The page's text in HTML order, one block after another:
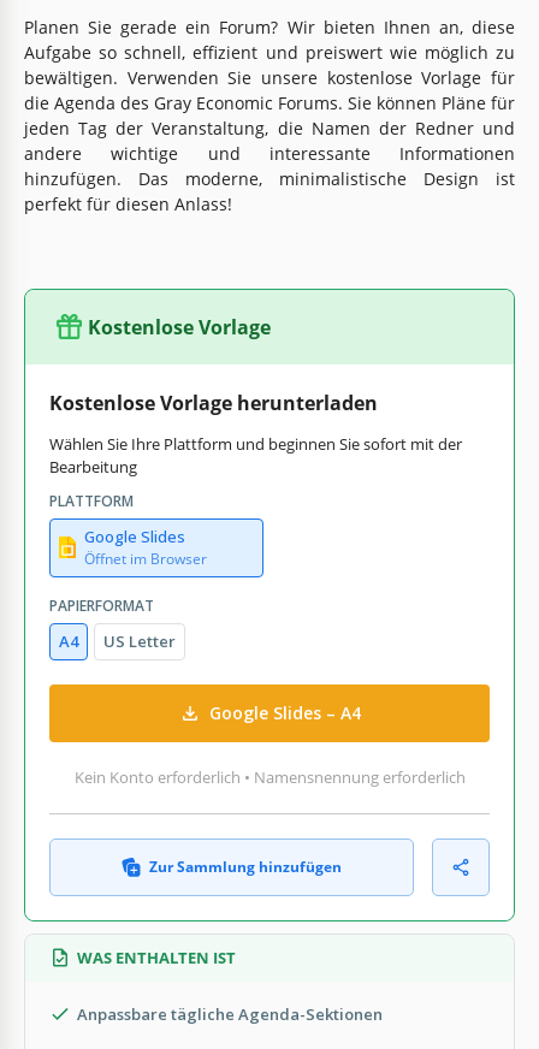
Planen Sie gerade ein Forum? Wir bieten Ihnen an, diese
Aufgabe so schnell, effizient und preiswert wie möglich zu
bewältigen. Verwenden Sie unsere kostenlose Vorlage für
die Agenda des Gray Economic Forums. Sie können Pläne für
jeden Tag der Veranstaltung, die Namen der Redner und
andere wichtige und interessante Informationen
hinzufügen. Das moderne, minimalistische Design ist
perfekt für diesen Anlass!
Kostenlose Vorlage
Kostenlose Vorlage herunterladen
Wählen Sie Ihre Plattform und beginnen Sie sofort mit der
Bearbeitung
PLATTFORM
Google Slides
Öffnet im Browser
PAPIERFORMAT
A4 US Letter
Google Slides – A4
Kein Konto erforderlich • Namensnennung erforderlich
Zur Sammlung hinzufügen
WAS ENTHALTEN IST
Anpassbare tägliche Agenda-Sektionen